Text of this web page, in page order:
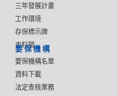
三年發展計畫
工作環境
存保標示牌
史料館
要保機構
要保機構名單
資料下載
法定查核業務